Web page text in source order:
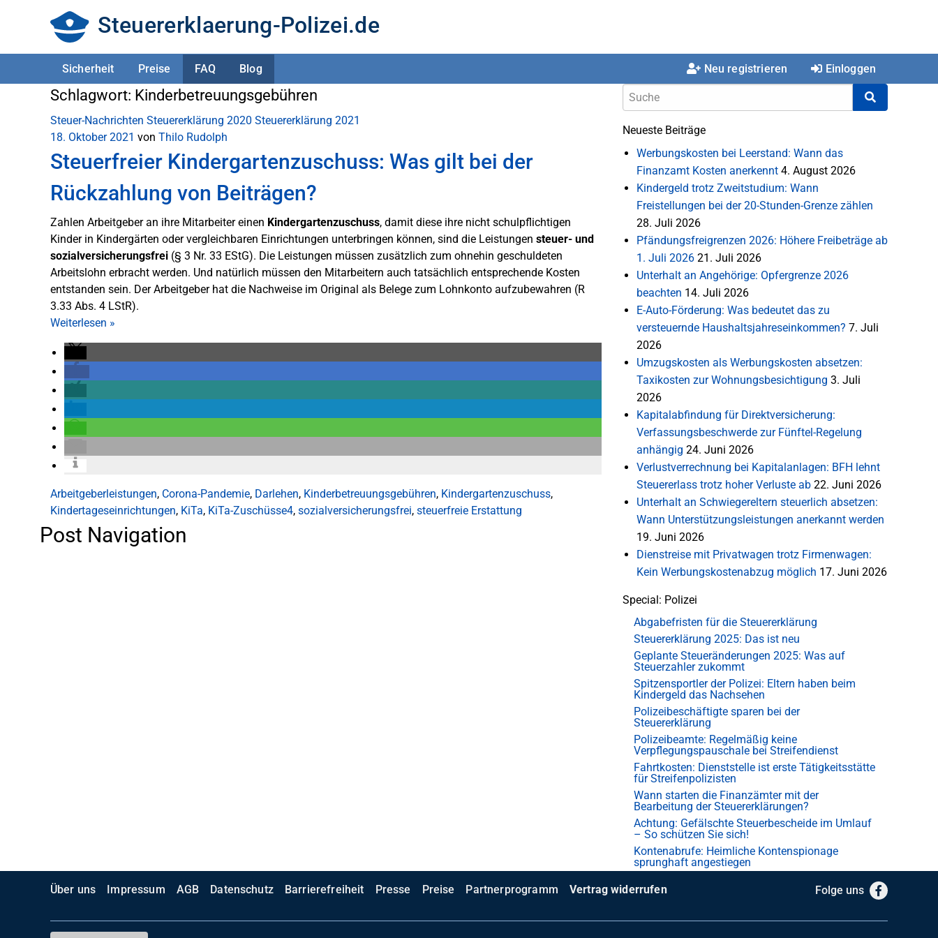
Steuererklaerung-Polizei.de
Sicherheit Preise FAQ Blog Neu registrieren Einloggen
Schlagwort: Kinderbetreuungsgebühren
Steuer-Nachrichten Steuererklärung 2020 Steuererklärung 2021
18. Oktober 2021 von Thilo Rudolph
Steuerfreier Kindergartenzuschuss: Was gilt bei der
Rückzahlung von Beiträgen?
Zahlen Arbeitgeber an ihre Mitarbeiter einen Kindergartenzuschuss, damit diese ihre nicht schulpflichtigen
Kinder in Kindergärten oder vergleichbaren Einrichtungen unterbringen können, sind die Leistungen steuer- und
sozialversicherungsfrei (§ 3 Nr. 33 EStG). Die Leistungen müssen zusätzlich zum ohnehin geschuldeten
Arbeitslohn erbracht werden. Und natürlich müssen den Mitarbeitern auch tatsächlich entsprechende Kosten
entstanden sein. Der Arbeitgeber hat die Nachweise im Original als Belege zum Lohnkonto aufzubewahren (R
3.33 Abs. 4 LStR).
Weiterlesen »
Arbeitgeberleistungen, Corona-Pandemie, Darlehen, Kinderbetreuungsgebühren, Kindergartenzuschuss,
Kindertageseinrichtungen, KiTa, KiTa-Zuschüsse4, sozialversicherungsfrei, steuerfreie Erstattung
Post Navigation
Neueste Beiträge
Werbungskosten bei Leerstand: Wann das
Finanzamt Kosten anerkennt 4. August 2026
Kindergeld trotz Zweitstudium: Wann
Freistellungen bei der 20-Stunden-Grenze zählen
28. Juli 2026
Pfändungsfreigrenzen 2026: Höhere Freibeträge ab
1. Juli 2026 21. Juli 2026
Unterhalt an Angehörige: Opfergrenze 2026
beachten 14. Juli 2026
E-Auto-Förderung: Was bedeutet das zu
versteuernde Haushaltsjahreseinkommen? 7. Juli
2026
Umzugskosten als Werbungskosten absetzen:
Taxikosten zur Wohnungsbesichtigung 3. Juli
2026
Kapitalabfindung für Direktversicherung:
Verfassungsbeschwerde zur Fünftel-Regelung
anhängig 24. Juni 2026
Verlustverrechnung bei Kapitalanlagen: BFH lehnt
Steuererlass trotz hoher Verluste ab 22. Juni 2026
Unterhalt an Schwiegereltern steuerlich absetzen:
Wann Unterstützungsleistungen anerkannt werden
19. Juni 2026
Dienstreise mit Privatwagen trotz Firmenwagen:
Kein Werbungskostenabzug möglich 17. Juni 2026
Special: Polizei
Abgabefristen für die Steuererklärung
Steuererklärung 2025: Das ist neu
Geplante Steueränderungen 2025: Was auf
Steuerzahler zukommt
Spitzensportler der Polizei: Eltern haben beim
Kindergeld das Nachsehen
Polizeibeschäftigte sparen bei der
Steuererklärung
Polizeibeamte: Regelmäßig keine
Verpflegungspauschale bei Streifendienst
Fahrtkosten: Dienststelle ist erste Tätigkeitsstätte
für Streifenpolizisten
Wann starten die Finanzämter mit der
Bearbeitung der Steuererklärungen?
Achtung: Gefälschte Steuerbescheide im Umlauf
– So schützen Sie sich!
Kontenabrufe: Heimliche Kontenspionage
sprunghaft angestiegen
Über uns Impressum AGB Datenschutz Barrierefreiheit Presse Preise Partnerprogramm Vertrag widerrufen Folge uns Facebook